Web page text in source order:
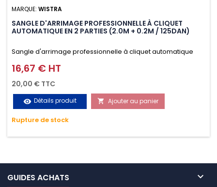
MARQUE: WISTRA
SANGLE D'ARRIMAGE PROFESSIONNELLE À CLIQUET
AUTOMATIQUE EN 2 PARTIES (2.0M + 0.2M / 125DAN)
Sangle d'arrimage professionnelle à cliquet automatique
avec crochet S en 2 parties (2.0M + 0.2M / 125daN), simple et
rapide d'utilisation. Permet d'arrimer et de sécuriser
vos chargements pendant le transport. Matière polyester
très résistante aux UV et aux variations de températures,
n'absorbe pas l'eau.
Prix
16,67 € HT
20,00 € TTC
visibility Détails produit  Ajouter au panier
Rupture de stock
GUIDES ACHATS 